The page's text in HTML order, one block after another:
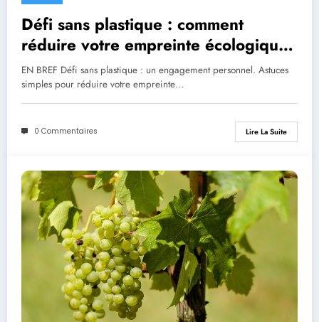
Défi sans plastique : comment
réduire votre empreinte écologique
au quotidien
EN BREF Défi sans plastique : un engagement personnel. Astuces
simples pour réduire votre empreinte…
0 Commentaires Lire La Suite